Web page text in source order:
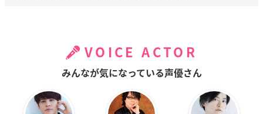
VOICE ACTOR
みんなが気になっている声優さん